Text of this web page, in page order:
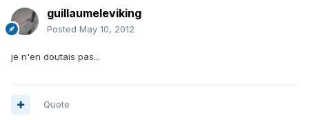
guillaumeleviking
Posted May 10, 2012
je n'en doutais pas...
Quote